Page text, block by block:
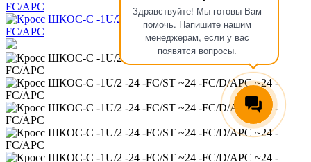
Здравствуйте! Мы готовы Вам
помочь. Напишите нашим
менеджерам, если у вас
появятся вопросы.